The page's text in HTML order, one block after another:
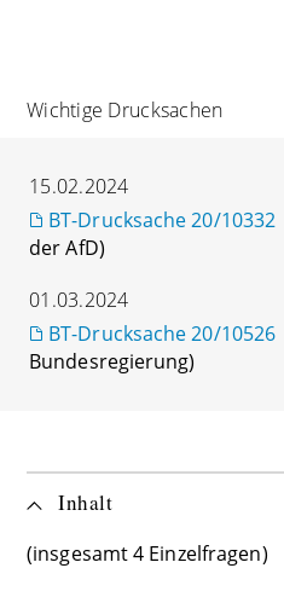
Wichtige Drucksachen
15.02.2024
BT-Drucksache 20/10332
der AfD)
01.03.2024
BT-Drucksache 20/10526
Bundesregierung)
Inhalt
(insgesamt 4 Einzelfragen)